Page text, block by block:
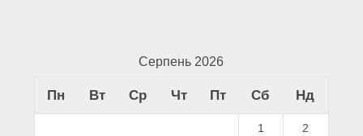
Серпень 2026
Пн Вт Ср Чт Пт Сб Нд
1 2